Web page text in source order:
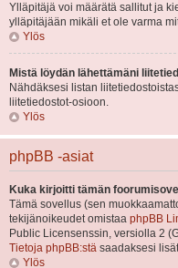
Ylläpitäjä voi määrätä sallitut ja
ylläpitäjään mikäli et ole varma
Ylös
Mistä löydän lähettämäni
Nähdäksesi listan
liitetiedostot-osioon.
Ylös
phpBB -asiat
Kuka kirjoitti tämän
Tämä sovellus (sen
tekijänoikeudet omistaa phpBB
Public Licensenssin, versiolla 2
Tietoja phpBB:stä saadaksesi
Ylös